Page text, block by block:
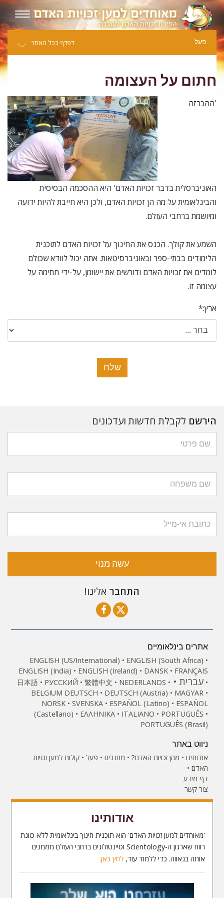
פעל דפדף בכל האתר
חתום על העצומה
'ההכרזה
האוניברסלית בדבר זכויות האדם' היא ההסכמה הבסיסית
והבינלאומית על מה הן זכויות האדם, ולכן היא חייבת להיות ידועה
ומיושמת ברחבי העולם.
השמע את קולך. הכנס את החינוך על זכויות האדם לתוכנית
הלימודים בבתי-ספר ובאוניברסיטאות. אתה יכול לוודא שכולם
לומדים את זכויות האדם ודורשים את יישומן, על-ידי חתימה על
עצומה זו.
ארץ:*
הירשם לקבלת חדשות ועדכונים
עשה מנוי
התחבר אלינו!
אתרים בינלאומיים
ENGLISH (US/International)
ENGLISH (South Africa)
ENGLISH (India)
ENGLISH (Ireland) DANSK FRANÇAIS
עברית 日本語 РУССКИЙ 繁體中文
NEDERLANDS
BELGIUM DEUTSCH DEUTSCH (Austria)
MAGYAR
NORSK
SVENSKA ESPAÑOL (Latino)
ESPAÑOL
(Castellano)
ΕΛΛΗΝΙΚA ITALIANO
PORTUGUÊS
PORTUGUÊS (Brasil)‎
ניווט באתר
אודותינו
מהן זכויות האדם? מחנכים פעל
קולות למען זכויות
האדם
דף מידע
צור קשר
אודותינו
'מאוחדים למען זכויות האדם' הוא תוכנית חינוך בינלאומית ללא כוונת
רווח שארגון ה-Scientology וסיינטולוגים ברחבי העולם מממנים
אותה בגאווה. כדי ללמוד עוד,לחץ כאן.